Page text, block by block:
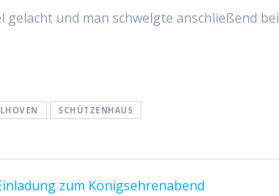
gelacht und man schwelgte anschließend
SCHÜTZENHAUS
zum Königsehrenabend